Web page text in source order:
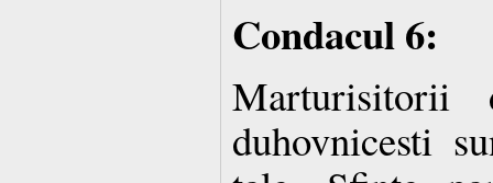
Condacul 6:
duhovnicesti